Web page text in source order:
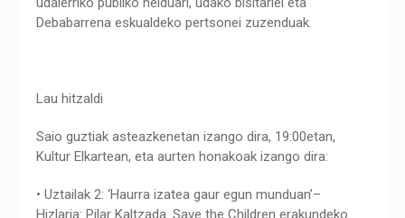
Debabarrena eskualdeko pertsonei zuzenduak.
Lau hitzaldi
Saio guztiak asteazkenetan izango dira, 19:00etan,
Kultur Elkartean, eta aurten honakoak izango dira:
• Uztailak 2: ‘Haurra izatea gaur egun munduan’–
Hizlaria: Pilar Kaltzada. Save the Children erakundeko